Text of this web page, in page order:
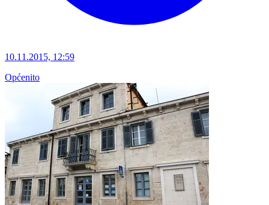
10.11.2015, 12:59
Općenito